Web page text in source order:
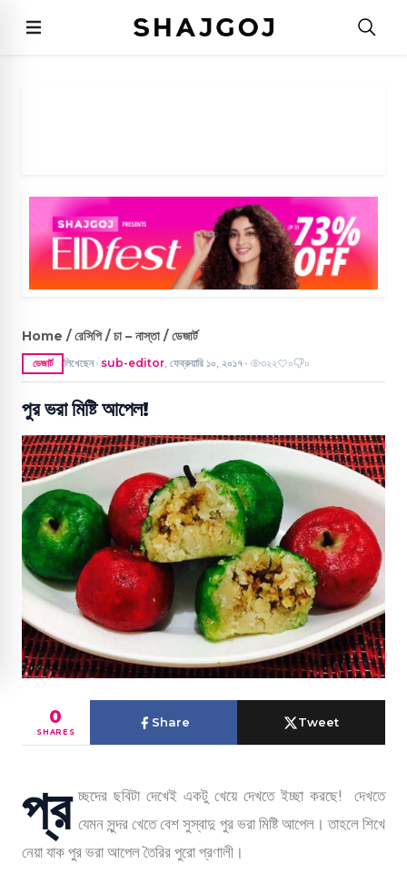
Home / রেসিপি / চা – নাস্তা / ডেজার্ট
ডেজার্ট লিখেছেন ● sub-editor, ফেব্রুয়ারি ১০, ২০১৭ ● ৩২২ ০ ০
পুর ভরা মিষ্টি আপেল!
0
SHARES
Share Tweet
প্র চ্ছদের ছবিটা দেখেই একটু খেয়ে দেখতে ইচ্ছা করছে! দেখতে
যেমন সুন্দর খেতে বেশ সুস্বাদু পুর ভরা মিষ্টি আপেল। তাহলে শিখে
নেয়া যাক পুর ভরা আপেল তৈরির পুরো প্রণালী।